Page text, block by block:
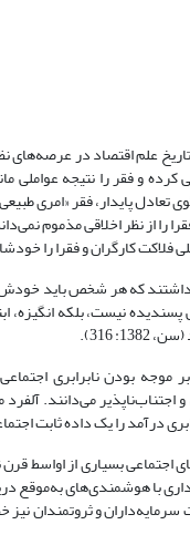
علم اقتصاد در
و فقر را نتیجه‌ عواملی
پایدار، فقر «امری
را از نظر اخلاقی مذموم
کارگران و فقرا را خودشان
که هر شخص باید خودش
پسندیده نیست، بلکه
316).
موجه بودن نابرابری
می‌دانند.
درآمد را یک داده ثابت
اجتماعی بسیاری از
با هوشمندی‌های به‌موقع
سرمایه‌داران و ثروتمندان